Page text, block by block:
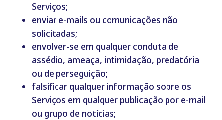
Serviços;
enviar e-mails ou comunicações não
solicitadas;
envolver-se em qualquer conduta de
assédio, ameaça, intimidação, predatória
ou de perseguição;
falsificar qualquer informação sobre os
Serviços em qualquer publicação por e-mail
ou grupo de notícias;